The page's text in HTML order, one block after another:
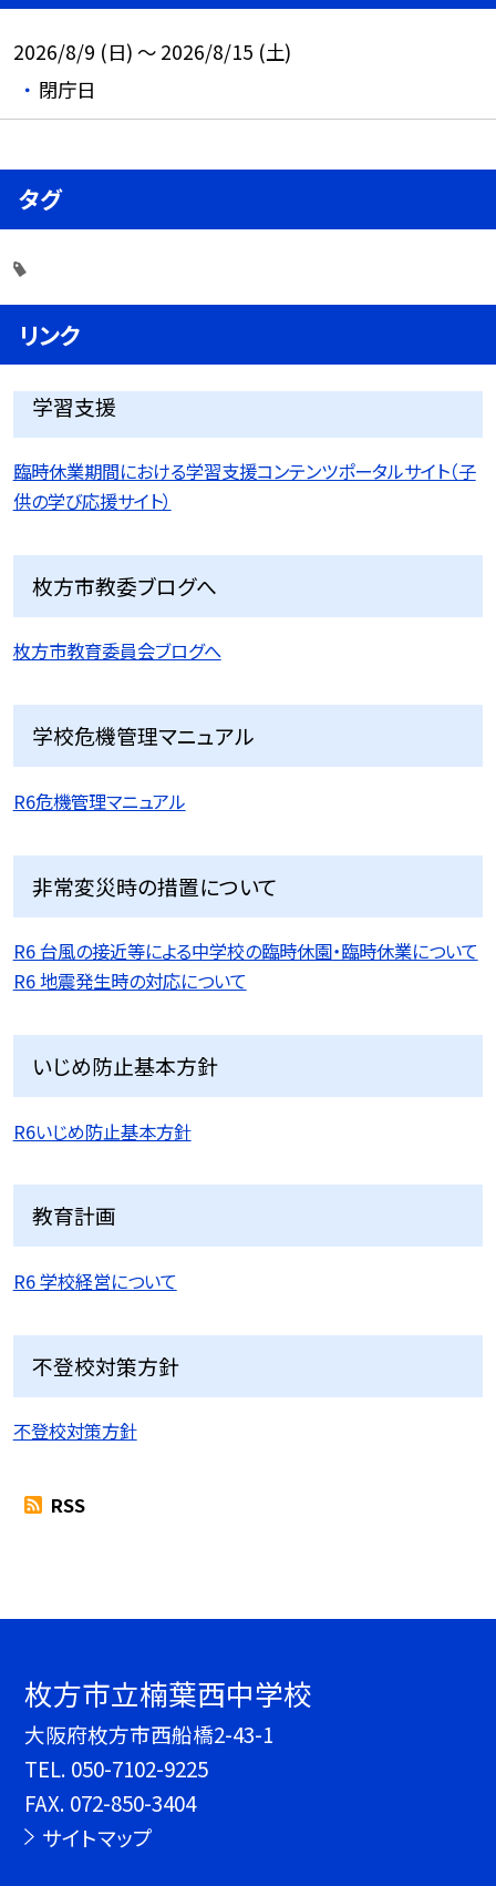
2026/8/9 (日) ～ 2026/8/15 (土)
閉庁日
タグ
リンク
学習支援
臨時休業期間における学習支援コンテンツポータルサイト（子
供の学び応援サイト）
枚方市教委ブログへ
枚方市教育委員会ブログへ
学校危機管理マニュアル
R6危機管理マニュアル
非常変災時の措置について
R6 台風の接近等による中学校の臨時休園・臨時休業について
R6 地震発生時の対応について
いじめ防止基本方針
R6いじめ防止基本方針
教育計画
R6 学校経営について
不登校対策方針
不登校対策方針
RSS
枚方市立楠葉西中学校
大阪府枚方市西船橋2-43-1
TEL. 050-7102-9225
FAX. 072-850-3404
サイトマップ